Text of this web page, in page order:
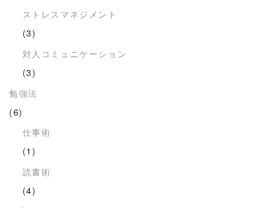
ストレスマネジメント
(3)
対人コミュニケーション
(3)
勉強法
(6)
仕事術
(1)
読書術
(4)